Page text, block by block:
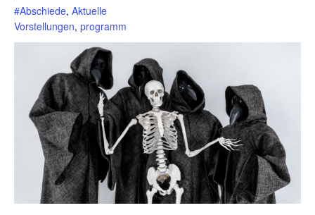
#Abschiede, Aktuelle
Vorstellungen, programm